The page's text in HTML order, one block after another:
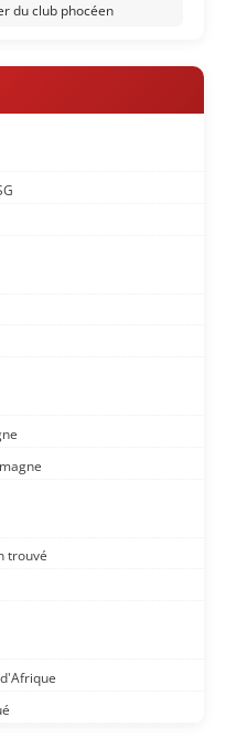
du club phocéen
trouvé